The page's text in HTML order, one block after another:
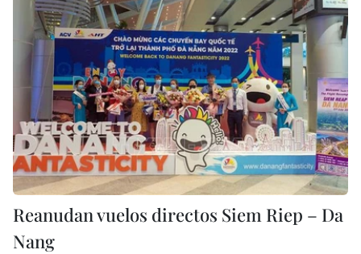
Reanudan vuelos directos Siem Riep – Da
Nang